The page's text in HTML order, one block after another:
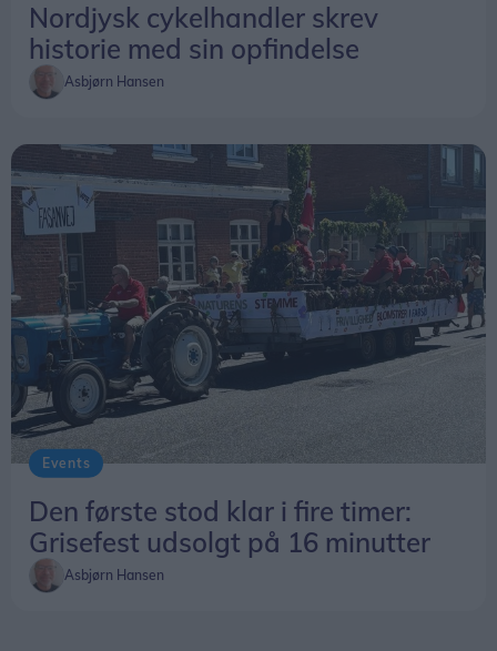
Nordjysk cykelhandler skrev
historie med sin opfindelse
Asbjørn Hansen
Events
Den første stod klar i fire timer:
Grisefest udsolgt på 16 minutter
Asbjørn Hansen